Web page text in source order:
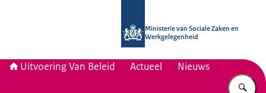
Ministerie van Sociale Zaken en
Werkgelegenheid
Uitvoering Van Beleid Actueel Nieuws